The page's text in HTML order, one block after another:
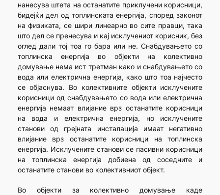
нанесува штета на останатите приклучени корисници,
бидејќи дел од топлинската енергија, според законот
на физиката, се шири линеарно во сите правци, така
што дел се пренесува и кај исклучениот корисник, без
оглед дали тој тоа го бара или не. Снабдувањето со
топлинска енергија во објекти на колективно
домување нема ист третман како и снабдувањето со
вода или електрична енергија, како што тоа најчесто
се објаснува. Во колективните објекти исклучените
корисници од снабдувањето со вода или електрична
енергија немаат влијание врз останатите корисници
на вода и електрична енергија, но исклучените
станови од грејната инсталација имаат негативно
влијание врз останатите корисници на топлинска
енергија. Исклучените станови се пасивни корисници
на топлинска енергија добиена од соседните и
останатите станови во колективниот објект.
Во објекти за колективно домување каде